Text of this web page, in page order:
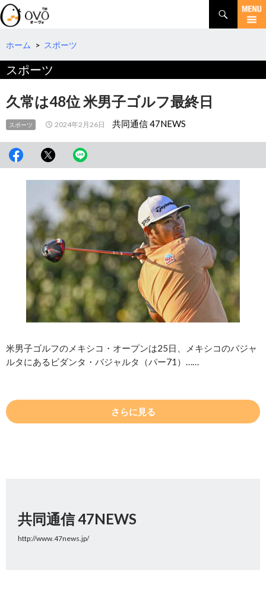
検
索
コ
テ
へ
動
ホーム > スポーツ
スポーツ
久常は48位 米男子ゴルフ最終日
スポーツ 2024年2月26日 共同通信 47NEWS
米男子ゴルフのメキシコ・オープンは25日、メキシコのバジャ
ルタにあるビダンタ・バジャルタ（パー71）……
さらに見る
共同通信 47NEWS
http://www.47news.jp/